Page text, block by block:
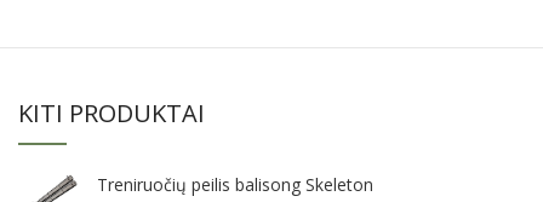
KITI PRODUKTAI
Treniruočių peilis balisong Skeleton